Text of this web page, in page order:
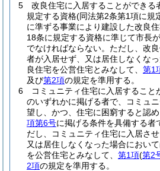
5
改良住宅に入居することができる
規定する資格(同法第2条第1項に規
に準ずる事業により建設した改良
18条に規定する資格に準じて市長
でなければならない。 ただし、改
者が入居せず、又は居住しなくな
良住宅を公営住宅とみなして、 第1
及び第2項の規定を準用する。
6
コミュニティ住宅に入居すること
のいずれかに掲げる者で、コミュ
望し、かつ、住宅に困窮すると認め
項第6号に掲げる条件を具備する者
だし、コミュニティ住宅に入居さ
又は居住しなくなった場合におい
を公営住宅とみなして、 第1項(第2
2項の規定を準用する。